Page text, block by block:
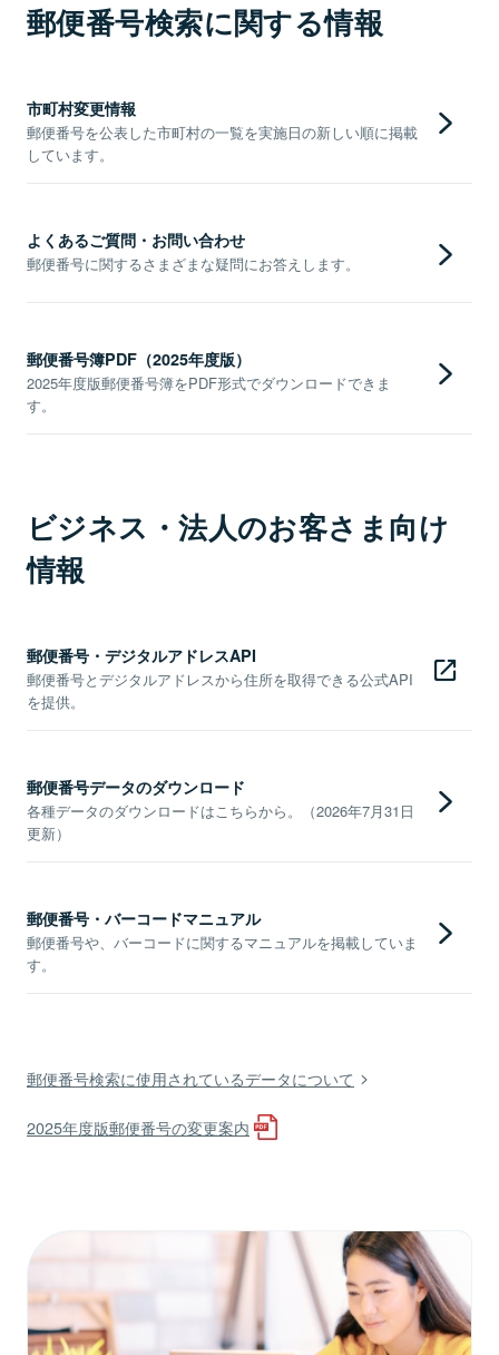
郵便番号検索に関する情報
市町村変更情報
郵便番号を公表した市町村の一覧を実施日の新しい順に掲載
しています。
よくあるご質問・お問い合わせ
郵便番号に関するさまざまな疑問にお答えします。
郵便番号簿PDF（2025年度版）
2025年度版郵便番号簿をPDF形式でダウンロードできま
す。
ビジネス・法人のお客さま向け
情報
郵便番号・デジタルアドレスAPI
郵便番号とデジタルアドレスから住所を取得できる公式API
を提供。
郵便番号データのダウンロード
各種データのダウンロードはこちらから。（2026年7月31日
更新）
郵便番号・バーコードマニュアル
郵便番号や、バーコードに関するマニュアルを掲載していま
す。
郵便番号検索に使用されているデータについて
2025年度版郵便番号の変更案内